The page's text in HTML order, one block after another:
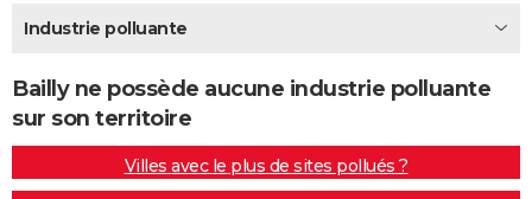
Destinations
City break
Voyage nature
Voyage de noces
Forum
Climat
+PHOTO
GUIDES D'ACHAT
BONS PLANS
CARTE DE VOEUX
Industrie polluante
Bailly ne possède aucune industrie polluante
sur son territoire
Villes avec le plus de sites pollués ?